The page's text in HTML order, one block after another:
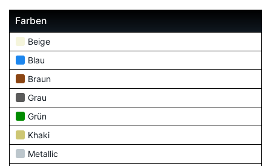
Farben
Beige
Blau
Braun
Grau
Grün
Khaki
Metallic